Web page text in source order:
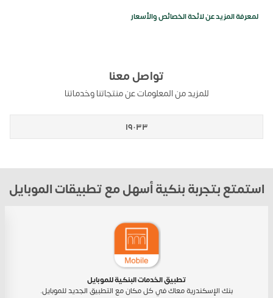
لمعرفة المزيد عن لائحة الخصائص والأسعار
تواصل معنا
للمزيد من المعلومات عن منتجاتنا وخدماتنا
١٩٠٣٣
استمتع بتجربة بنكية أسهل مع تطبيقات الموبايل
تطبيق الخدمات البنكية للموبايل
بنك الإسكندرية معاك في كل مكان مع التطبيق الجديد للموبايل.